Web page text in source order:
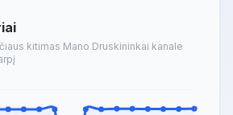
kitimas Mano Druskininkai kanale